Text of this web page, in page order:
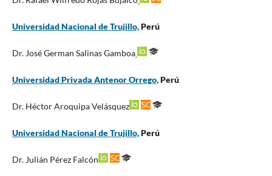
Universidad Nacional de Trujillo,Perú
Dr. José German Salinas Gamboa
Universidad Privada Antenor Orrego,Perú
Dr. Héctor Aroquipa Velásquez
Universidad Nacional de Trujillo,Perú
Dr. Julián Pérez Falcón